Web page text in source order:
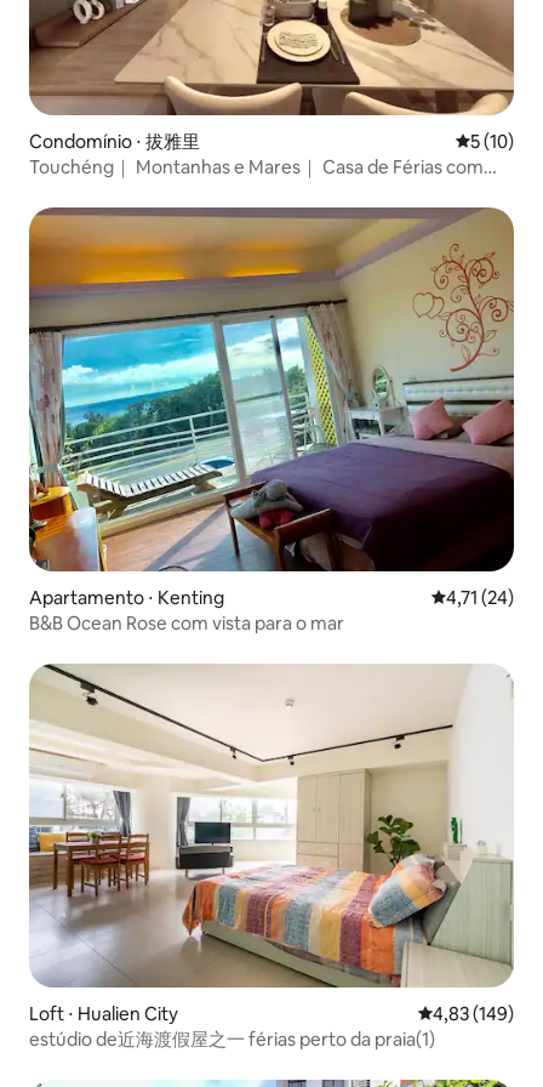
Condomínio ⋅ 拔雅里 5 de uma
5 (10)
Touchéng｜ Montanhas e Mares｜ Casa de Férias com
Longo Prazo "Blessing Haven"
Apartamento ⋅ Kenting 4,71 de uma
4,71 (24)
B&B Ocean Rose com vista para o mar
Loft ⋅ Hualien City 4,83 de uma
4,83 (149)
estúdio de近海渡假屋之一 férias perto da praia(1)